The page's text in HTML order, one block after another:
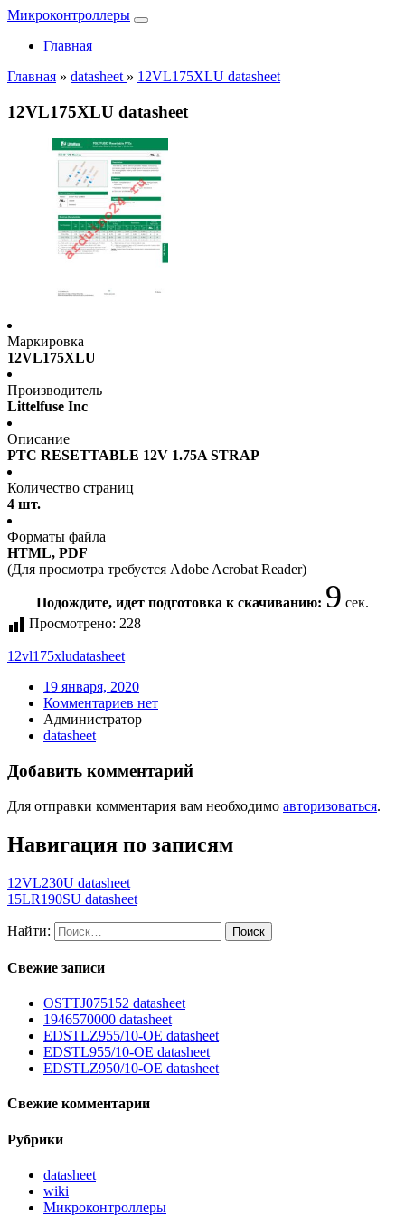
Микроконтроллеры
Главная
Главная » datasheet » 12VL175XLU datasheet
12VL175XLU datasheet
Маркировка
12VL175XLU
Производитель
Littelfuse Inc
Описание
PTC RESETTABLE 12V 1.75A STRAP
Количество страниц
4 шт.
Форматы файла
HTML, PDF
(Для просмотра требуется Adobe Acrobat Reader)
Подождите, идет подготовка к скачиванию: 9 сек.
Просмотрено: 228
12vl175xludatasheet
19 января, 2020
Комментариев нет
Администратор
datasheet
Добавить комментарий
Для отправки комментария вам необходимо авторизоваться.
Навигация по записям
12VL230U datasheet
15LR190SU datasheet
Найти:
Свежие записи
OSTTJ075152 datasheet
1946570000 datasheet
EDSTLZ955/10-OE datasheet
EDSTL955/10-OE datasheet
EDSTLZ950/10-OE datasheet
Свежие комментарии
Рубрики
datasheet
wiki
Микроконтроллеры